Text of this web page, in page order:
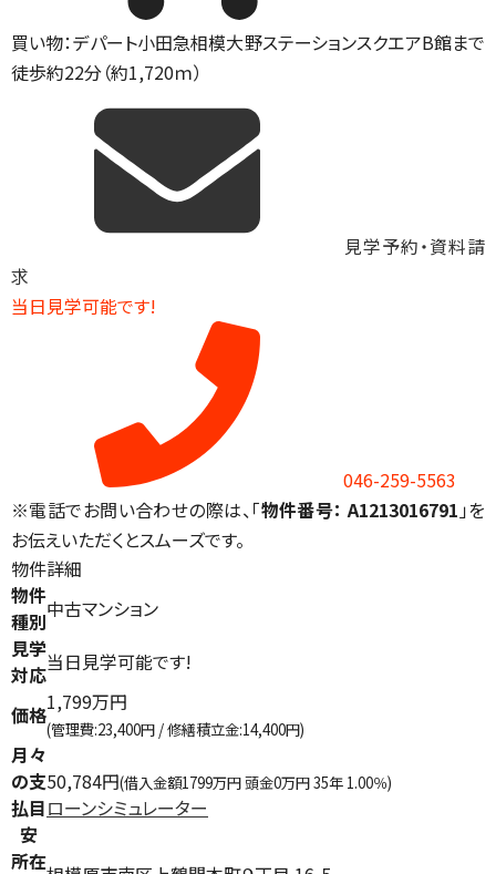
買い物：デパート小田急相模大野ステーションスクエアB館まで
徒歩約22分（約1,720ｍ）
見学予約・資料請
求
当日見学可能です!
046-259-5563
※電話でお問い合わせの際は、「物件番号： A1213016791」を
お伝えいただくとスムーズです。
物件詳細
物件
種別中古マンション
見学
対応当日見学可能です!
価格1,799万円
(管理費:23,400円 / 修繕積立金:14,400円)
月々
の支
払目
安
50,784円(借入金額1799万円 頭金0万円 35年 1.00％)
ローンシミュレーター
所在